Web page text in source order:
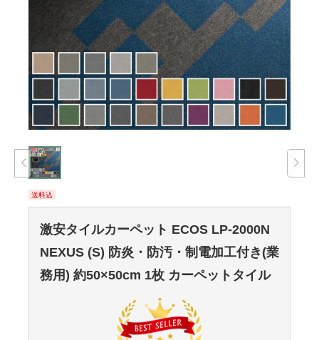
送料込
激安タイルカーペット ECOS LP-2000N
NEXUS (S) 防炎・防汚・制電加工付き(業
務用) 約50×50cm 1枚 カーペットタイル